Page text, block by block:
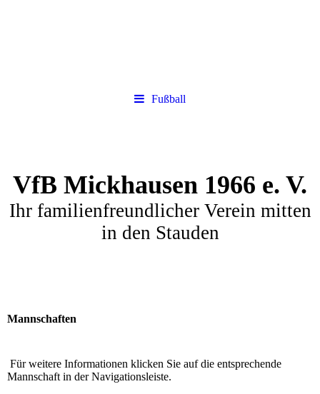
Fußball
VfB Mickhausen 1966 e. V.
Ihr familienfreundlicher Verein mitten
in den Stauden
Mannschaften
Für weitere Informationen klicken Sie auf die entsprechende
Mannschaft in der Navigationsleiste.